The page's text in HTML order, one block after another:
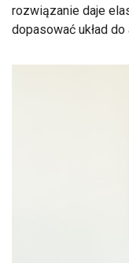
rozwiązanie daje
dopasować układ